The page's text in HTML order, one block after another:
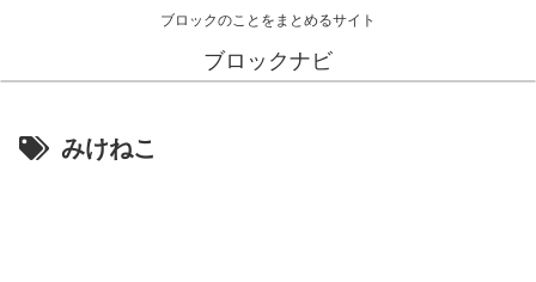
ブロックのことをまとめるサイト
ブロックナビ
みけねこ